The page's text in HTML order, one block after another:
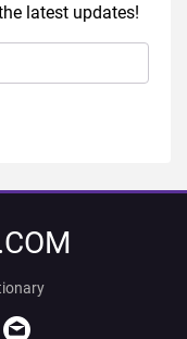
latest updates!